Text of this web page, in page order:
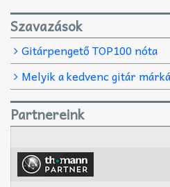
Szavazások
Gitárpengető TOP100 nóta
Melyik a kedvenc gitár
Partnereink